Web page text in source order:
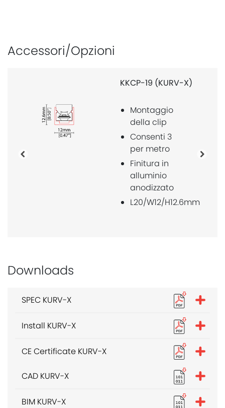
Accessori/Opzioni
Downloads
Montaggio
della clip
Consenti 3
Precedente
SPEC KURV-X
Install KURV-X
CE Certificate KURV-X
CAD KURV-X
BIM KURV-X